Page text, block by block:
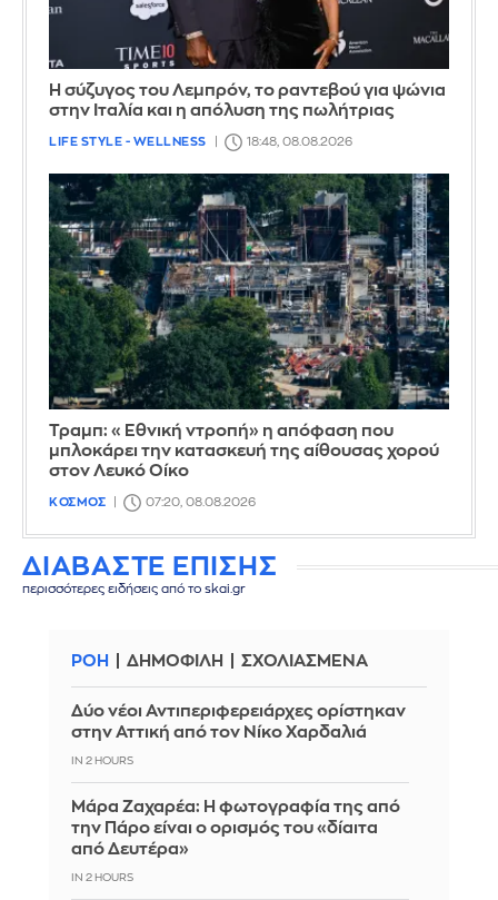
Η σύζυγος του Λεμπρόν, το ραντεβού για ψώνια
στην Ιταλία και η απόλυση της πωλήτριας
LIFE STYLE - WELLNESS 18:48, 08.08.2026
Τραμπ: «Εθνική ντροπή» η απόφαση που
μπλοκάρει την κατασκευή της αίθουσας χορού
στον Λευκό Οίκο
ΚΟΣΜΟΣ 07:20, 08.08.2026
ΔΙΑΒΑΣΤΕ ΕΠΙΣΗΣ
περισσότερες ειδήσεις από το skai.gr
ΡΟΗ ΔΗΜΟΦΙΛΗ ΣΧΟΛΙΑΣΜΕΝΑ
Δύο νέοι Αντιπεριφερειάρχες ορίστηκαν
στην Αττική από τον Νίκο Χαρδαλιά
IN 2 HOURS
Μάρα Ζαχαρέα: Η φωτογραφία της από
την Πάρο είναι ο ορισμός του «δίαιτα
από Δευτέρα»
IN 2 HOURS